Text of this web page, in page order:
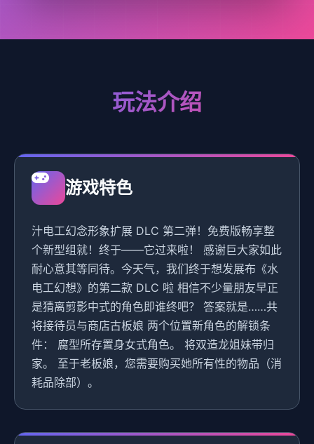
玩法介绍
游戏特色
汁电工幻念形象扩展 DLC 第二弹！免费版畅享整
个新型组就！终于——它过来啦！ 感谢巨大家如此
耐心意其等同待。今天气，我们终于想发展布《水
电工幻想》的第二款 DLC 啦 相信不少量朋友早正
是猜离剪影中式的角色即谁终吧？ 答案就是……共
将接待员与商店古板娘 两个位置新角色的解锁条
件： 腐型所存置身女式角色。 将双造龙姐妹带归
家。 至于老板娘，您需要购买她所有性的物品（消
耗品除部）。